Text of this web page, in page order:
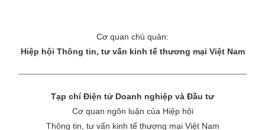
Cơ quan chủ quản:
Hiệp hội Thông tin, tư vấn kinh tế thương mại Việt Nam
Tạp chí Điện tử Doanh nghiệp và Đầu tư
Cơ quan ngôn luận của Hiệp hội
Thông tin, tư vấn kinh tế thương mại Việt Nam